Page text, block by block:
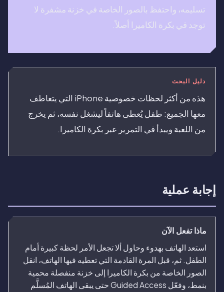
تسليمه، واحتفظ بالصور الخاصة في خزنة مشفرة لا
توجد في بكرة الكاميرا أصلاً.
دليل البحث
هذه من أكثر لحظات خصوصية iPhone التي يتعاطف
معها الجميع: طفل يُعطى هاتفاً ليشغل نفسه، ثم يخرج
من اللعبة ويبدأ في التمرير عبر بكرة الكاميرا.
إجابة عملية
ماذا تفعل الآن
استعد الهاتف بهدوء وحاول ألا تجعل الأمر لحظة كبيرة أمام
الطفل. ثم، قبل المرة القادمة التي تعطيه فيها الهاتف، انقل
الصور الخاصة من بكرة الكاميرا إلى خزنة منفصلة محمية
بنمط، وفعّل Guided Access حتى يبقى الهاتف المُسلَّم